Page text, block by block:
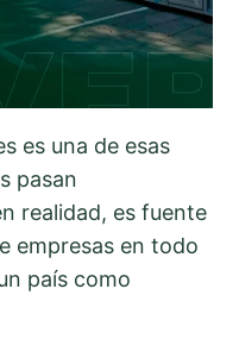
es una de esas
pasan
realidad, es fuente
empresas en todo
país como